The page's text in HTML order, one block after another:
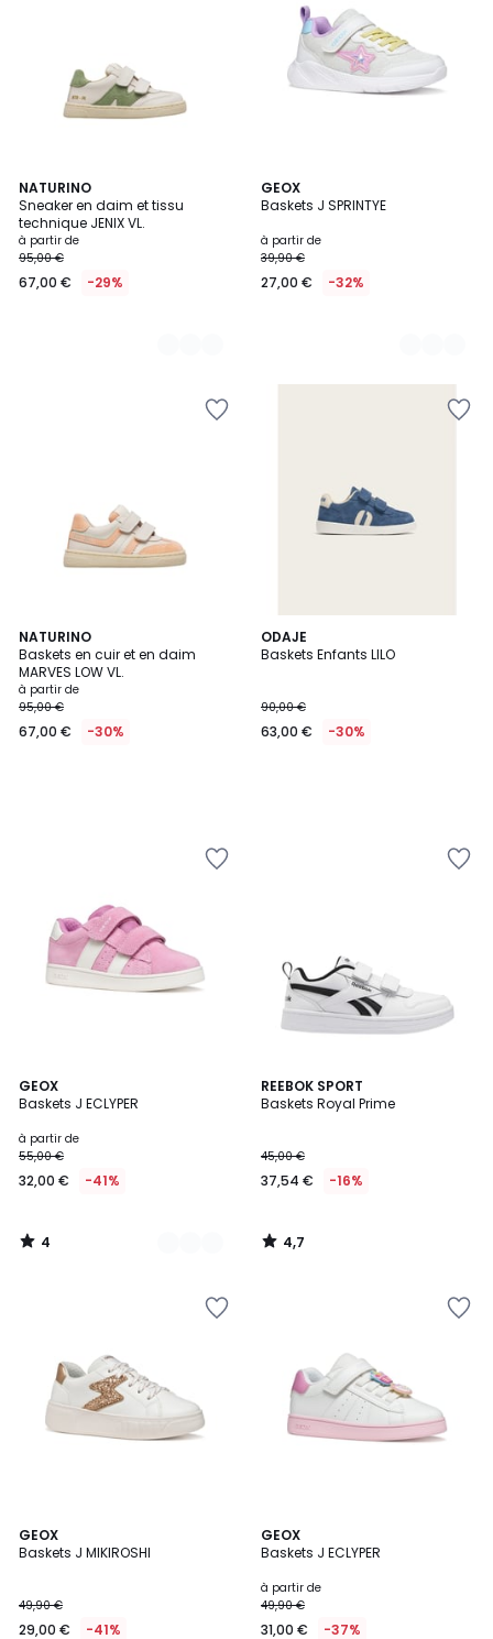
NATURINO
Sneaker en daim et tissu
technique JENIX VL.
à partir de
95,00 €
67,00 € -29%
2
Couleurs
GEOX
Baskets J SPRINTYE
à partir de
39,90 €
27,00 € -32%
2
Couleurs
NATURINO
Baskets en cuir et en daim
MARVES LOW VL.
à partir de
95,00 €
67,00 € -30%
ODAJE
Baskets Enfants LILO
90,00 €
63,00 € -30%
GEOX
Baskets J ECLYPER
à partir de
55,00 €
32,00 € -41%
4
/
3
Couleurs
4
/
REEBOK SPORT
Baskets Royal Prime
45,00 €
37,54 € -16%
4,7
/ 5
4,7
/
GEOX
Baskets J MIKIROSHI
49,90 €
29,00 € -41%
GEOX
Baskets J ECLYPER
à partir de
49,90 €
31,00 € -37%